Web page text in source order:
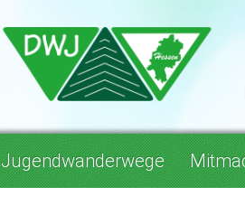
Jugendwanderwege